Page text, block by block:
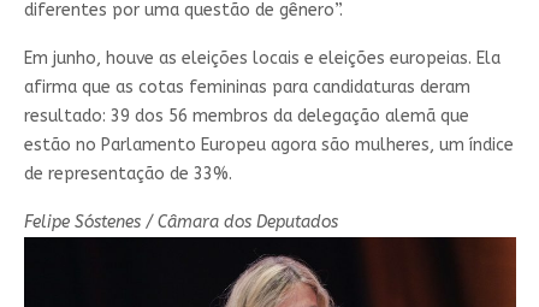
diferentes por uma questão de gênero”.
Em junho, houve as eleições locais e eleições europeias. Ela
afirma que as cotas femininas para candidaturas deram
resultado: 39 dos 56 membros da delegação alemã que
estão no Parlamento Europeu agora são mulheres, um índice
de representação de 33%.
Felipe Sóstenes / Câmara dos Deputados